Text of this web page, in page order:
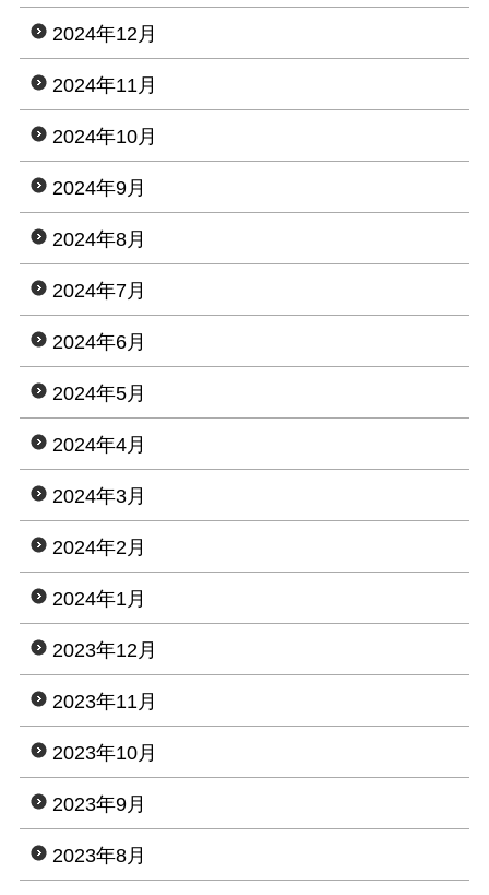
2024年12月
2024年11月
2024年10月
2024年9月
2024年8月
2024年7月
2024年6月
2024年5月
2024年4月
2024年3月
2024年2月
2024年1月
2023年12月
2023年11月
2023年10月
2023年9月
2023年8月